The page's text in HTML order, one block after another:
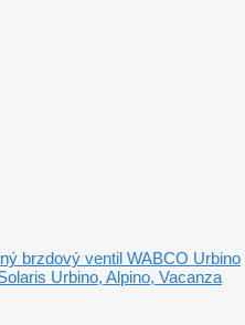
brzdový ventil WABCO Urbino
Urbino, Alpino, Vacanza